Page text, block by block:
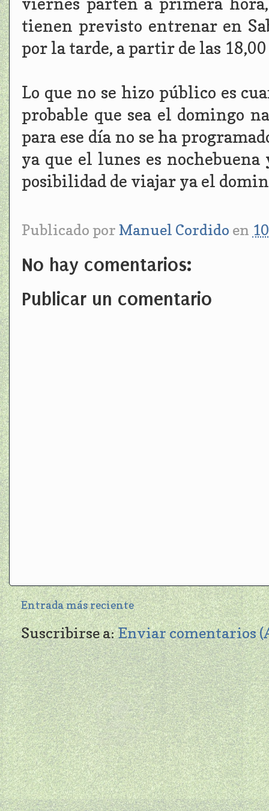
tienen previsto entrenar en
por la tarde, a partir de las
Lo que no se hizo público es
probable que sea el domingo
para ese día no se ha
ya que el lunes es
posibilidad de viajar ya el
Publicado por Manuel Cordido en
No hay comentarios:
Publicar un comentario
Entrada más reciente
Suscribirse a:Enviar comentarios